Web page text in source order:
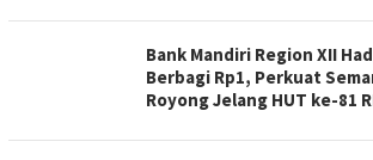
Bank Mandiri Region XII
Berbagi Rp1, Perkuat
Royong Jelang HUT ke-81